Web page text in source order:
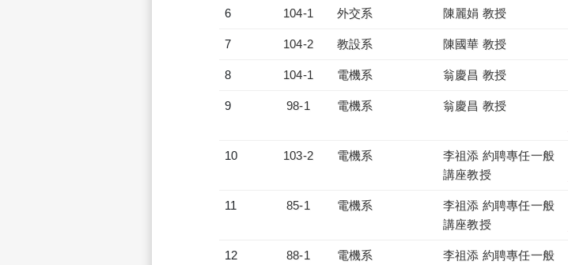
6 104-1 外交系 陳麗娟 教授
7 104-2 教設系 陳國華 教授
8 104-1 電機系 翁慶昌 教授
9 98-1 電機系 翁慶昌 教授
10 103-2 電機系
李祖添 約聘專任一般
講座教授
11 85-1 電機系
李祖添 約聘專任一般
講座教授
12 88-1 電機系
李祖添 約聘專任一般